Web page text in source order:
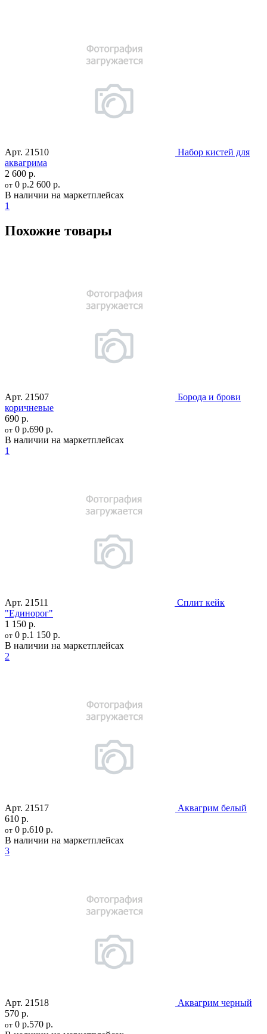
Арт. 21510
Набор кистей для
аквагрима
2 600 р.
от 0 р.2 600 р.
В наличии на маркетплейсах
1
Похожие товары
Арт. 21507
Борода и брови
коричневые
690 р.
от 0 р.690 р.
В наличии на маркетплейсах
1
Арт. 21511
Сплит кейк
"Единорог"
1 150 р.
от 0 р.1 150 р.
В наличии на маркетплейсах
2
Арт. 21517
Аквагрим белый
610 р.
от 0 р.610 р.
В наличии на маркетплейсах
3
Арт. 21518
Аквагрим черный
570 р.
от 0 р.570 р.